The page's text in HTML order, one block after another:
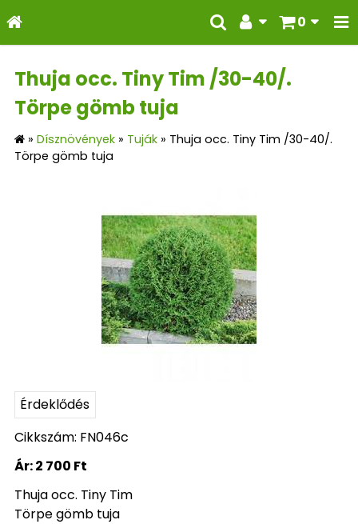
0
Thuja occ. Tiny Tim /30-40/.
Törpe gömb tuja
» Dísznövények » Tuják » Thuja occ. Tiny Tim /30-40/.
Törpe gömb tuja
Érdeklődés
Cikkszám: FN046c
Ár:2 700 Ft
Thuja occ. Tiny Tim
Törpe gömb tuja